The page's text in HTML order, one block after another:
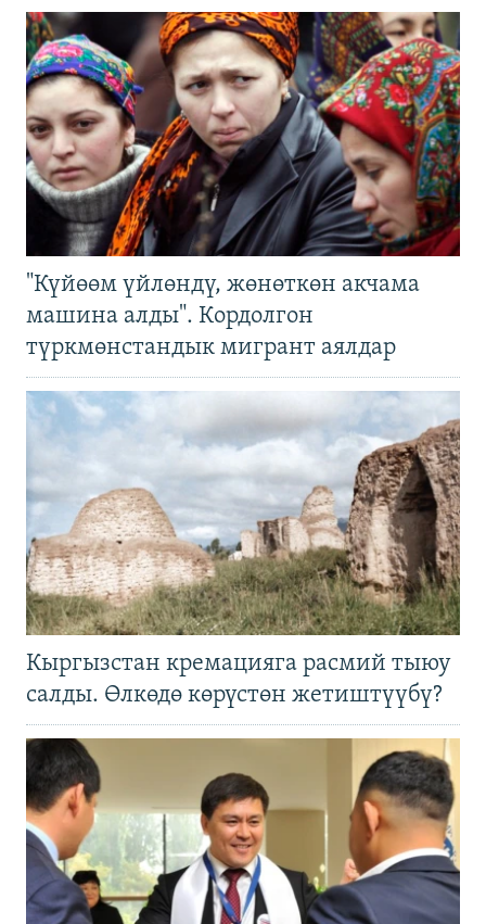
"Күйөөм үйлөндү, жөнөткөн акчама
машина алды". Кордолгон
түркмөнстандык мигрант аялдар
Кыргызстан кремацияга расмий тыюу
салды. Өлкөдө көрүстөн жетиштүүбү?